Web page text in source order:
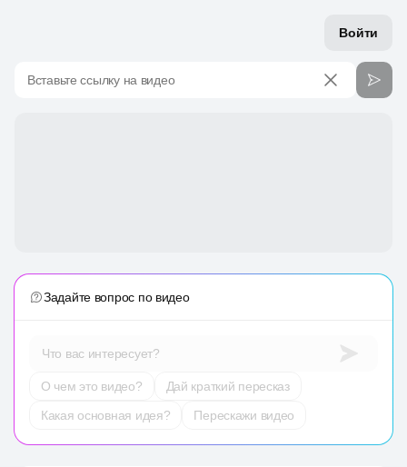
Войти
Вставьте ссылку на видео
Задайте вопрос по видео
Что вас интересует?
О чем это видео?
Дай краткий пересказ
Какая основная идея?
Перескажи видео